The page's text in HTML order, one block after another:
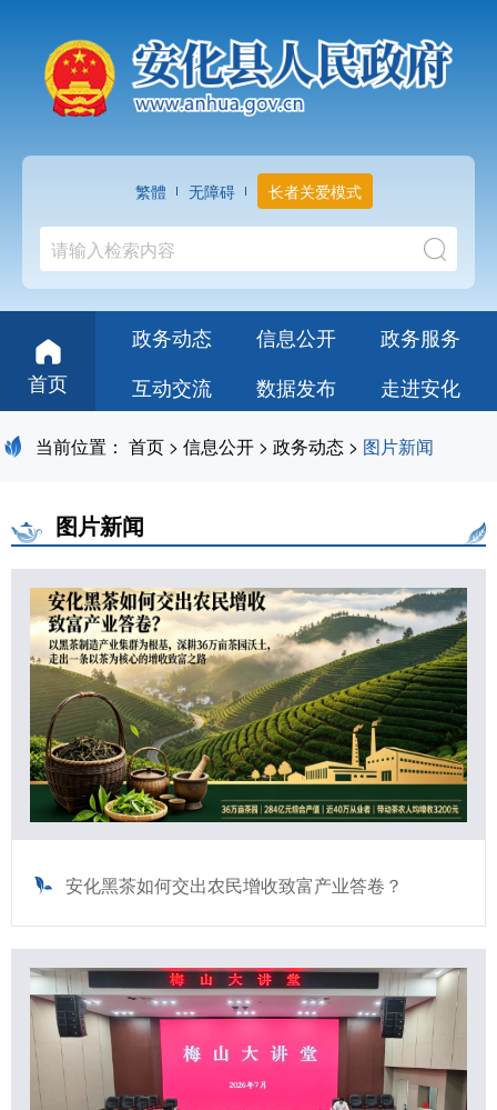
繁體 无障碍 长者关爱模式
首页
政务动态 信息公开
政务服务
互动交流
数据发布 走进安化
当前位置： 首页 > 信息公开 > 政务动态 > 图片新闻
图片新闻
安化黑茶如何交出农民增收致富产业答卷？